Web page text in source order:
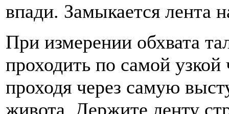
впади. Замыкается лента
При измерении обхвата
проходить по самой узкой
проходя через самую
живота. Держите ленту